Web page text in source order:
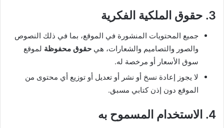
3. حقوق الملكية الفكرية
جميع المحتويات المنشورة في الموقع، بما في ذلك النصوص
والصور والتصاميم والشعارات، هي حقوق محفوظة لموقع
سوق الأسعار أو مرخصة له.
لا يجوز إعادة نسخ أو نشر أو تعديل أو توزيع أي محتوى من
الموقع دون إذن كتابي مسبق.
4. الاستخدام المسموح به